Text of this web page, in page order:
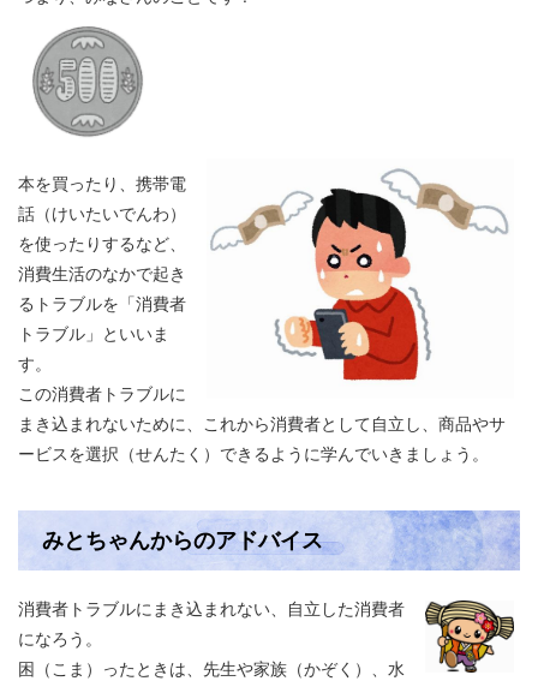
本を買ったり、携帯電
話（けいたいでんわ）
を使ったりするなど、
消費生活のなかで起き
るトラブルを「消費者
トラブル」といいま
す。
この消費者トラブルに
まき込まれないために、これから消費者として自立し、商品やサ
ービスを選択（せんたく）できるように学んでいきましょう。
みとちゃんからのアドバイス
消費者トラブルにまき込まれない、自立した消費者
になろう。
困（こま）ったときは、先生や家族（かぞく）、水